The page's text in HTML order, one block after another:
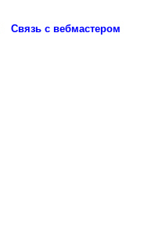
Связь с вебмастером